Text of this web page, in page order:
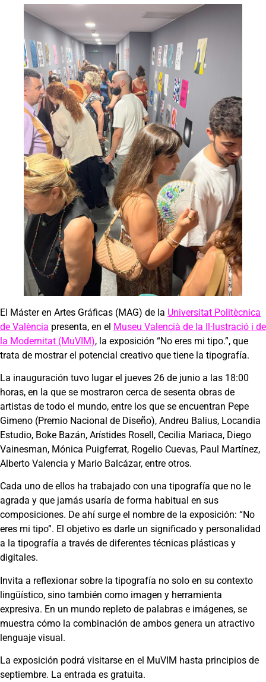
El Máster en Artes Gráficas (MAG) de la Universitat Politècnica
de València presenta, en el Museu Valencià de la Il·lustració i de
la Modernitat (MuVIM), la exposición “No eres mi tipo.”, que
trata de mostrar el potencial creativo que tiene la tipografía.
La inauguración tuvo lugar el jueves 26 de junio a las 18:00
horas, en la que se mostraron cerca de sesenta obras de
artistas de todo el mundo, entre los que se encuentran Pepe
Gimeno (Premio Nacional de Diseño), Andreu Balius, Locandia
Estudio, Boke Bazán, Arístides Rosell, Cecilia Mariaca, Diego
Vainesman, Mónica Puigferrat, Rogelio Cuevas, Paul Martínez,
Alberto Valencia y Mario Balcázar, entre otros.
Cada uno de ellos ha trabajado con una tipografía que no le
agrada y que jamás usaría de forma habitual en sus
composiciones. De ahí surge el nombre de la exposición: “No
eres mi tipo”. El objetivo es darle un significado y personalidad
a la tipografía a través de diferentes técnicas plásticas y
digitales.
Invita a reflexionar sobre la tipografía no solo en su contexto
lingüístico, sino también como imagen y herramienta
expresiva. En un mundo repleto de palabras e imágenes, se
muestra cómo la combinación de ambos genera un atractivo
lenguaje visual.
La exposición podrá visitarse en el MuVIM hasta principios de
septiembre. La entrada es gratuita.